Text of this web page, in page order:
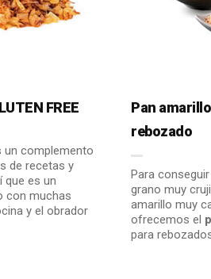
FREE
un complemento
de recetas y
que es un
con muchas
y el obrador
Pan
rebozado
Para
grano muy
amarillo muy
ofrecemos el
para